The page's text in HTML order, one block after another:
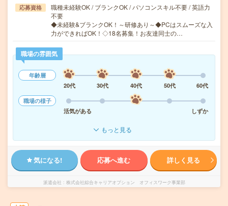
応募資格
職種未経験OK / ブランクOK / パソコンスキル不要 / 英語力
不要
◆未経験&ブランクOK！～研修あり～◆PCはスムーズな入
力ができればOK！◇18名募集！お友達同士の…
職場の雰囲気
年齢層
20代
30代 40代 50代
60代
職場の様子
活気がある
しずか
もっと見る
気になる! 応募へ進む 詳しく見る
派遣会社 株式会社綜合キャリアオプション オフィスワーク事業部